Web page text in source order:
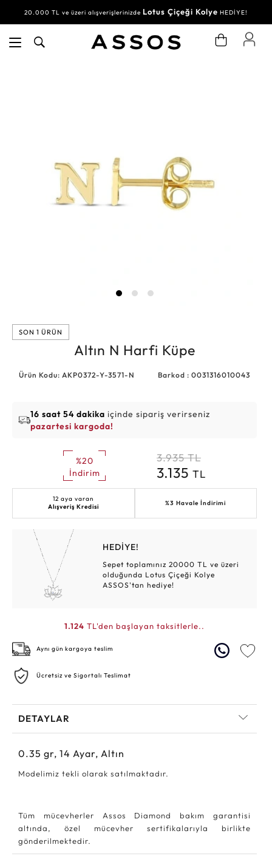
20.000 TL ve üzeri alışverişlerinizde Lotus Çiçeği Kolye HEDİYE!
SON 1 ÜRÜN
Altın N Harfi Küpe
Ürün Kodu: AKP0372-Y-3571-N Barkod : 0031316010043
16 saat 54 dakika içinde sipariş verirseniz
pazartesi kargoda!
%20
İndirim
3.935 TL
3.135 TL
12 aya varan
Alışveriş Kredisi
%3 Havale İndirimi
HEDİYE!
Sepet toplamınız 20000 TL ve üzeri
olduğunda Lotus Çiçeği Kolye
ASSOS'tan hediye!
1.124 TL'den başlayan taksitlerle..
Aynı gün kargoya teslim
Ücretsiz ve Sigortalı Teslimat
DETAYLAR
0.35 gr, 14 Ayar, Altın
Modelimiz tekli olarak satılmaktadır.
Tüm mücevherler Assos Diamond bakım garantisi
altında, özel mücevher sertifikalarıyla birlikte
gönderilmektedir.